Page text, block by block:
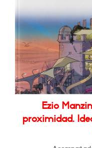
Ezio
proximidad.